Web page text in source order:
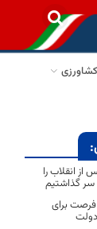
کشاورزی
انقلاب را
سر گذاشتیم
برای